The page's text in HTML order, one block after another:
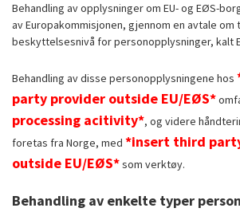
Behandling av opplysninger om EU- og EØS-
av Europakommisjonen, gjennom en avtale
beskyttelsesnivå for personopplysninger, kalt
Behandling av disse personopplysningene hos
party provider outside EU/EØS*
processing acitivity*, og videre
foretas fra Norge, med *insert third
outside EU/EØS*som verktøy.
Behandling av enkelte typer